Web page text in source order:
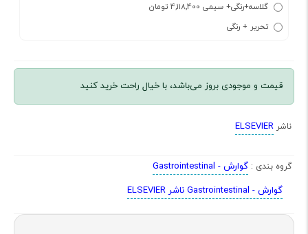
گلاسه+رنگی+ سیمی 4,118,400 تومان
تحریر + رنگی
قیمت و موجودی بروز می‌باشد، با خیال راحت خرید کنید
ناشر ELSEVIER
گروه بندی : گوارش - Gastrointestinal
گوارش - Gastrointestinal ناشر ELSEVIER